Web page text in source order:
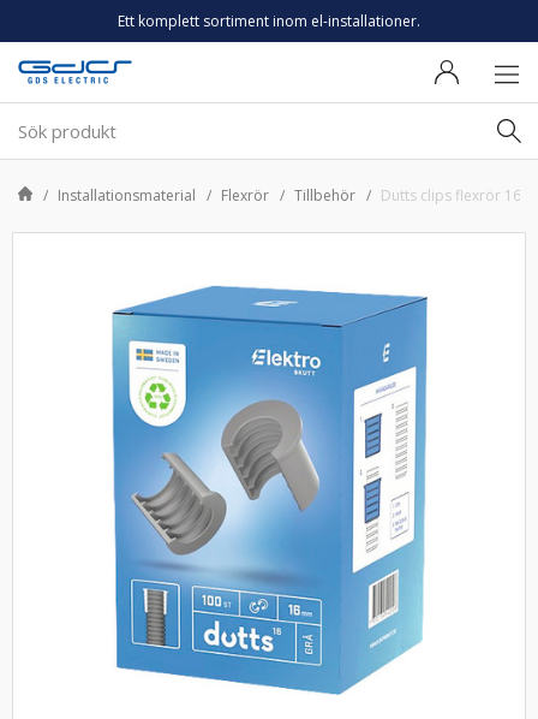
Ett komplett sortiment inom el-installationer.
Installationsmaterial Flexrör Tillbehör Dutts clips flexrör